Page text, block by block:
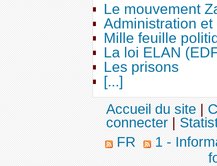
Le mouvement
Administration
Mille feuille
La loi ELAN
Les prisons
[...]
Accueil du site|
connecter|
FR
1 -